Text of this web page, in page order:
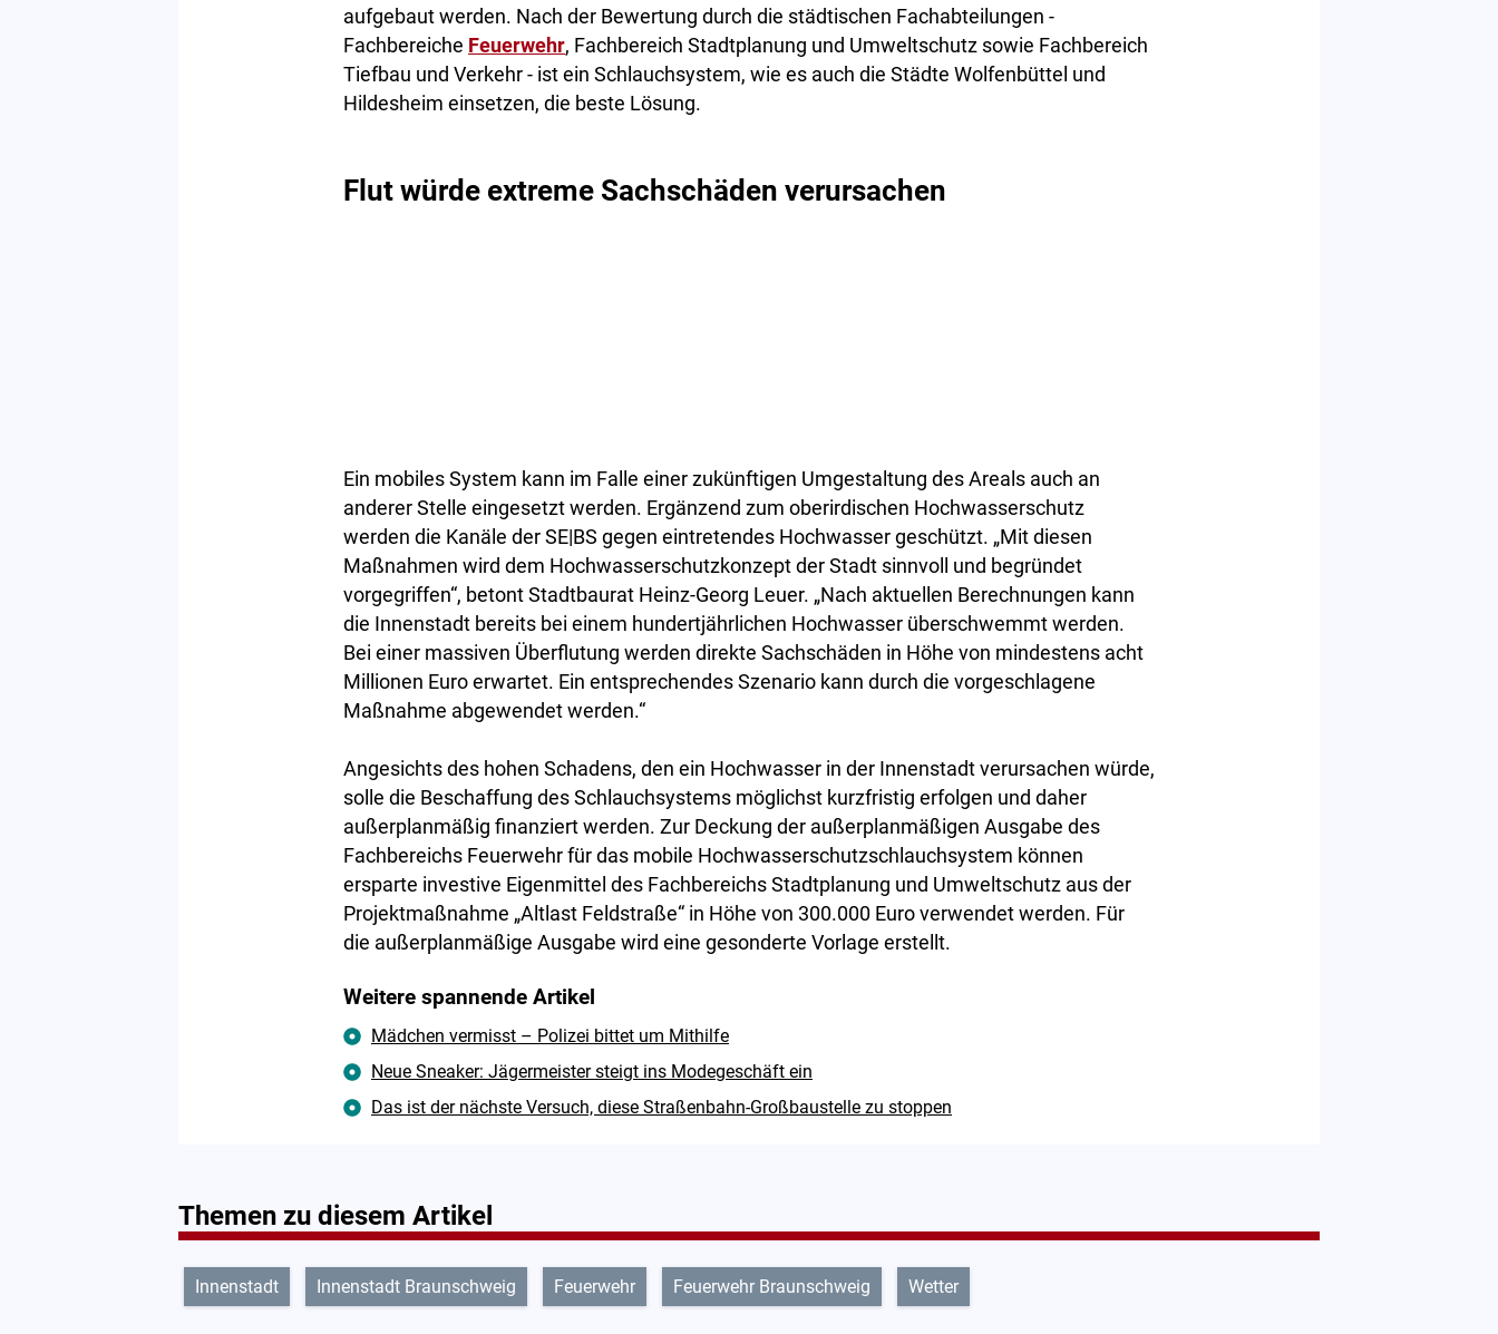
aufgebaut werden. Nach der Bewertung durch die städtischen Fachabteilungen -
Fachbereiche Feuerwehr, Fachbereich Stadtplanung und Umweltschutz sowie Fachbereich
Tiefbau und Verkehr - ist ein Schlauchsystem, wie es auch die Städte Wolfenbüttel und
Hildesheim einsetzen, die beste Lösung.
Flut würde extreme Sachschäden verursachen
Ein mobiles System kann im Falle einer zukünftigen Umgestaltung des Areals auch an
anderer Stelle eingesetzt werden. Ergänzend zum oberirdischen Hochwasserschutz
werden die Kanäle der SE|BS gegen eintretendes Hochwasser geschützt. „Mit diesen
Maßnahmen wird dem Hochwasserschutzkonzept der Stadt sinnvoll und begründet
vorgegriffen“, betont Stadtbaurat Heinz-Georg Leuer. „Nach aktuellen Berechnungen kann
die Innenstadt bereits bei einem hundertjährlichen Hochwasser überschwemmt werden.
Bei einer massiven Überflutung werden direkte Sachschäden in Höhe von mindestens acht
Millionen Euro erwartet. Ein entsprechendes Szenario kann durch die vorgeschlagene
Maßnahme abgewendet werden.“
Angesichts des hohen Schadens, den ein Hochwasser in der Innenstadt verursachen würde,
solle die Beschaffung des Schlauchsystems möglichst kurzfristig erfolgen und daher
außerplanmäßig finanziert werden. Zur Deckung der außerplanmäßigen Ausgabe des
Fachbereichs Feuerwehr für das mobile Hochwasserschutzschlauchsystem können
ersparte investive Eigenmittel des Fachbereichs Stadtplanung und Umweltschutz aus der
Projektmaßnahme „Altlast Feldstraße“ in Höhe von 300.000 Euro verwendet werden. Für
die außerplanmäßige Ausgabe wird eine gesonderte Vorlage erstellt.
Weitere spannende Artikel
Mädchen vermisst – Polizei bittet um Mithilfe
Neue Sneaker: Jägermeister steigt ins Modegeschäft ein
Das ist der nächste Versuch, diese Straßenbahn-Großbaustelle zu stoppen
Themen zu diesem Artikel
Innenstadt Innenstadt Braunschweig Feuerwehr Feuerwehr Braunschweig Wetter